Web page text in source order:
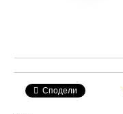
Сподели